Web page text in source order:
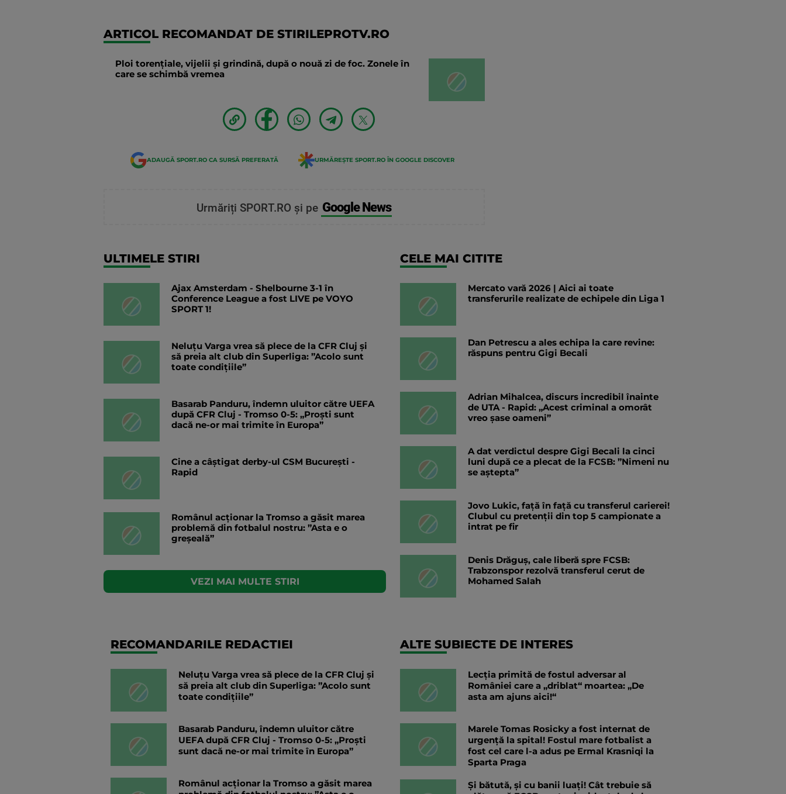
ARTICOL RECOMANDAT DE STIRILEPROTV.RO
Ploi torențiale, vijelii și grindină, după o nouă zi de foc. Zonele în
care se schimbă vremea
ADAUGĂ SPORT.RO CA SURSĂ PREFERATĂ URMĂREȘTE SPORT.RO ÎN GOOGLE DISCOVER
Urmăriți SPORT.RO și pe Google News
ULTIMELE STIRI
Ajax Amsterdam - Shelbourne 3-1 în
Conference League a fost LIVE pe VOYO
SPORT 1!
Neluțu Varga vrea să plece de la CFR Cluj și
să preia alt club din Superliga: ”Acolo sunt
toate condițiile”
Basarab Panduru, îndemn uluitor către UEFA
după CFR Cluj - Tromso 0-5: „Proști sunt
dacă ne-or mai trimite în Europa”
Cine a câștigat derby-ul CSM București -
Rapid
Românul acționar la Tromso a găsit marea
problemă din fotbalul nostru: ”Asta e o
greșeală”
VEZI MAI MULTE STIRI
CELE MAI CITITE
Mercato vară 2026 | Aici ai toate
transferurile realizate de echipele din Liga 1
Dan Petrescu a ales echipa la care revine:
răspuns pentru Gigi Becali
Adrian Mihalcea, discurs incredibil înainte
de UTA - Rapid: „Acest criminal a omorât
vreo șase oameni”
A dat verdictul despre Gigi Becali la cinci
luni după ce a plecat de la FCSB: ”Nimeni nu
se aștepta”
Jovo Lukic, față în față cu transferul carierei!
Clubul cu pretenții din top 5 campionate a
intrat pe fir
Denis Drăguș, cale liberă spre FCSB:
Trabzonspor rezolvă transferul cerut de
Mohamed Salah
RECOMANDARILE REDACTIEI
Neluțu Varga vrea să plece de la CFR Cluj și
să preia alt club din Superliga: ”Acolo sunt
toate condițiile”
Basarab Panduru, îndemn uluitor către
UEFA după CFR Cluj - Tromso 0-5: „Proști
sunt dacă ne-or mai trimite în Europa”
Românul acționar la Tromso a găsit marea
ALTE SUBIECTE DE INTERES
Lecția primită de fostul adversar al
României care a „driblat“ moartea: „De
asta am ajuns aici!“
Marele Tomas Rosicky a fost internat de
urgență la spital! Fostul mare fotbalist a
fost cel care l-a adus pe Ermal Krasniqi la
Sparta Praga
Și bătută, și cu banii luați! Cât trebuie să